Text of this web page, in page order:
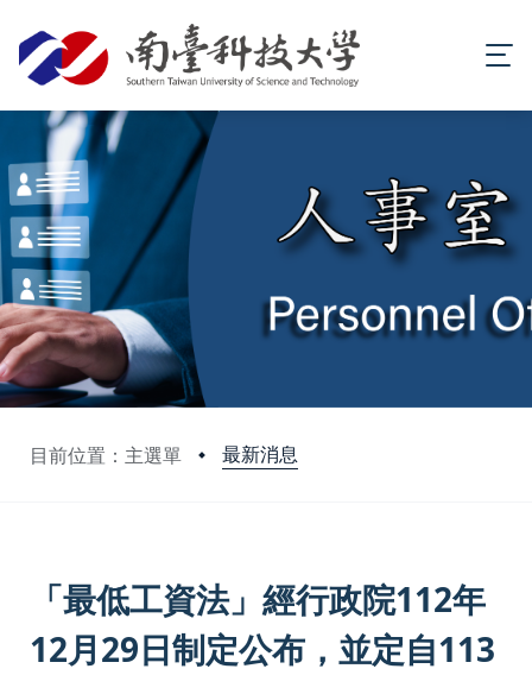
目前位置：主選單 最新消息
「最低工資法」經行政院112年
12月29日制定公布，並定自113